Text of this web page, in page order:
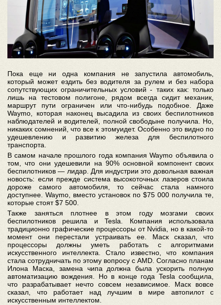
Пока еще ни одна компания не запустила автомобиль,
который может ездить без водителя за рулем и без набора
сопутствующих ограничительных условий - таких как: только
лишь на тестовом полигоне, рядом всегда сидит механик,
маршрут пути ограничен или что-нибудь подобное. Даже
Waymo, которая наконец высадила из своих беспилотников
наблюдателей и водителей, полной свободыне получила. Но,
никаких сомнений, что все к этомуидет. Особенно это видно по
удешевлению и развитию железа для беспилотного
транспорта.
В самом начале прошлого года компания Waymo объявила о
том, что они удешевили на 90% основной компонент своих
беспилотников — лидар. Для индустрии это довольная важная
новость: если прежде система высокоточных лазеров стоила
дороже самого автомобиля, то сейчас стала намного
доступнее. Waymo, вместо установок по $75 000 получила те,
которые стоят $7 500.
Также заняться плотнее в этом году мозгами своих
беспилотников решила и Tesla. Компания использовала
традиционно графические процессоры от Nvidia, но в какой-то
момент они перестали устраивать ее. Маск сказал, что
процессоры должны уметь работать с алгоритмами
искусственного интеллекта. Стало известно, что компания
стала сотрудничать по этому вопросу с AMD. Согласно планам
Илона Маска, замена чипа должна была ускорить полную
автоматизацию вождения. Но в конце года Tesla сообщила,
что разрабатывает нечто совсем независимое. Маск вовсе
сказал, что работает над лучшим в мире автопилот с
искусственным интеллектом.